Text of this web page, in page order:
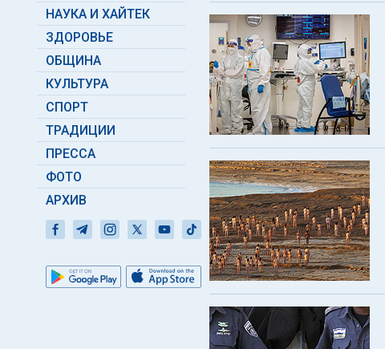
НАУКА И ХАЙТЕК
ЗДОРОВЬЕ
ОБЩИНА
КУЛЬТУРА
СПОРТ
ТРАДИЦИИ
ПРЕССА
ФОТО
АРХИВ